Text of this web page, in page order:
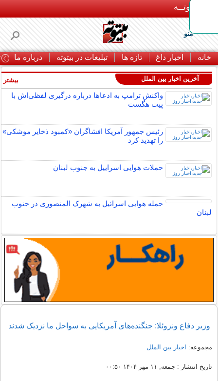
بـیتوتــه
منو
خانه اخبار داغ تازه ها تبلیغات در بیتوته درباره ما
آخرین اخبار بین الملل
واکنش ترامپ به ادعاها درباره درگیری لفظی‌اش با
پیت هگست
رئیس جمهور آمریکا افشاگران «کمبود ذخایر موشکی»
را تهدید کرد
حملات هوایی اسراییل به جنوب لبنان
حمله هوایی اسرائیل به شهرک المنصوری در جنوب
لبنان
بیشتر
وزیر دفاع ونزوئلا: جنگنده‌های آمریکایی به سواحل ما نزدیک شدند
مجموعه: اخبار بین الملل
تاریخ انتشار : جمعه, ۱۱ مهر ۱۴۰۴ ۰۰:۵۰